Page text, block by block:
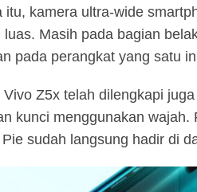
itu, kamera ultra-wide
luas. Masih pada bagian
pada perangkat yang satu
Vivo Z5x telah dilengkapi
kunci menggunakan
sudah langsung hadir di